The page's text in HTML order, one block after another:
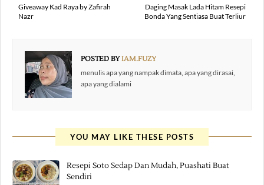
Daging Masak Lada Hitam Resepi
Bonda Yang Sentiasa Buat Terliur
Giveaway Kad Raya by Zafirah
Nazr
POSTED BYIAM.FUZY
menulis apa yang nampak dimata, apa yang dirasai,
apa yang dialami
YOU MAY LIKE THESE POSTS
Resepi Soto Sedap Dan Mudah, Puashati Buat
Sendiri